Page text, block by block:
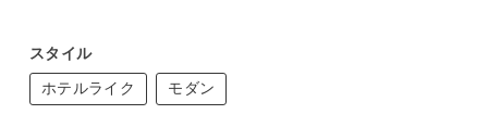
スタイル
ホテルライク モダン